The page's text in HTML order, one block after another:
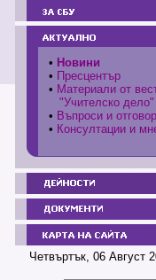
• Новини
• Пресцентър
• Материали от
"Учителско дело"
• Въпроси и
• Консултации и
Четвъртък, 06 Август